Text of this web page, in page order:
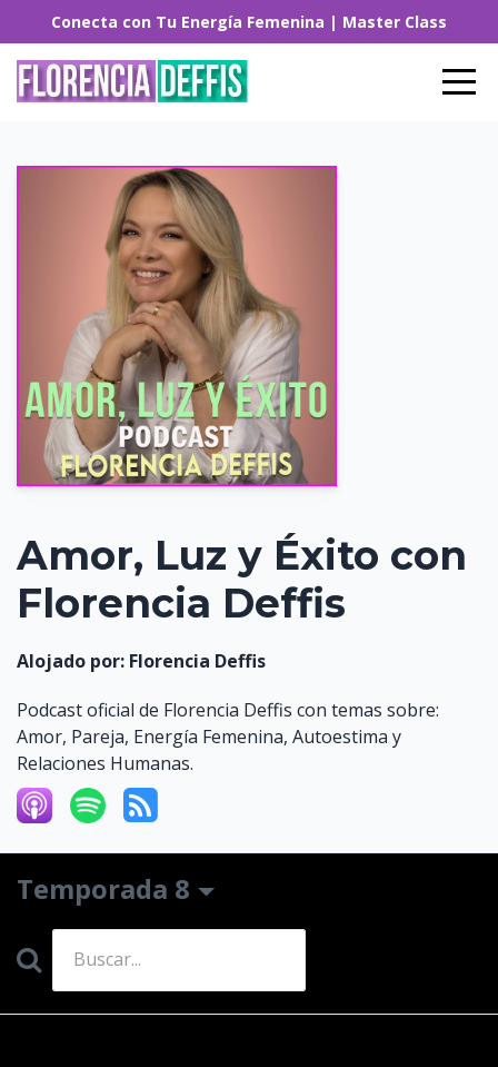
Conecta con Tu Energía Femenina | Master Class
Amor, Luz y Éxito con
Florencia Deffis
Alojado por: Florencia Deffis
Podcast oficial de Florencia Deffis con temas sobre:
Amor, Pareja, Energía Femenina, Autoestima y
Relaciones Humanas.
Temporada 8
Search